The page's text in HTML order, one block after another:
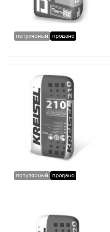
популярный продано
популярный продано